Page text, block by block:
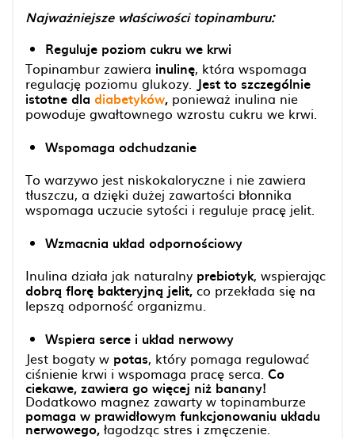
Najważniejsze właściwości topinamburu:
Reguluje poziom cukru we krwi
Topinambur zawiera inulinę, która wspomaga
regulację poziomu glukozy. Jest to szczególnie
istotne dla diabetyków, ponieważ inulina nie
powoduje gwałtownego wzrostu cukru we krwi.
Wspomaga odchudzanie
To warzywo jest niskokaloryczne i nie zawiera
tłuszczu, a dzięki dużej zawartości błonnika
wspomaga uczucie sytości i reguluje pracę jelit.
Wzmacnia układ odpornościowy
Inulina działa jak naturalny prebiotyk, wspierając
dobrą florę bakteryjną jelit, co przekłada się na
lepszą odporność organizmu.
Wspiera serce i układ nerwowy
Jest bogaty w potas, który pomaga regulować
ciśnienie krwi i wspomaga pracę serca. Co
ciekawe, zawiera go więcej niż banany!
Dodatkowo magnez zawarty w topinamburze
pomaga w prawidłowym funkcjonowaniu układu
nerwowego, łagodząc stres i zmęczenie.